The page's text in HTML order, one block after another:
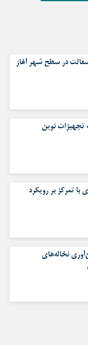
در سطح شهر آغاز
تجهیزات نوین
تمرکز بر رویکرد
نخاله‌های